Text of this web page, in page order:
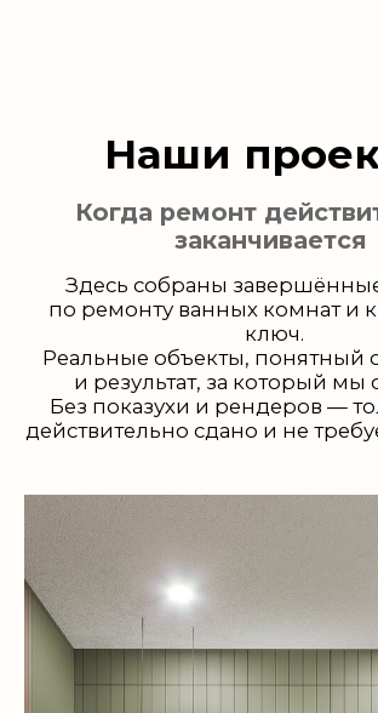
Здесь собраны завершённые проекты
по ремонту ванных комнат и квартир под
ключ.
и результат, за который мы отвечаем.
Без показухи и рендеров — только то, что
действительно сдано и не требует переделок.
Когда ремонт действительно
заканчивается